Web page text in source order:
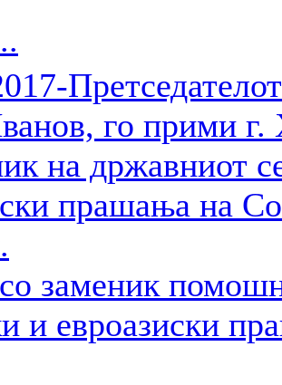
заменик
и евроазиски